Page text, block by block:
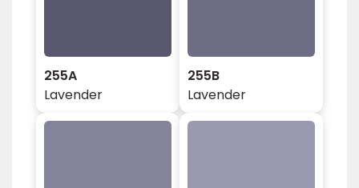
255A
Lavender
255B
Lavender